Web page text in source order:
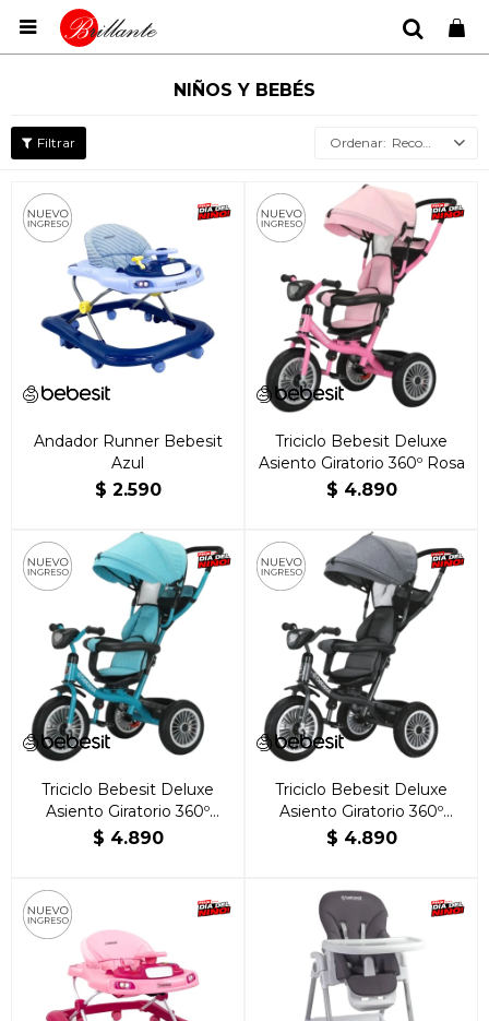

NIÑOS Y BEBÉS
Recomendados
Andador Runner Bebesit
Azul
$ 2.590
Triciclo Bebesit Deluxe
Asiento Giratorio 360º Rosa
$ 4.890
Triciclo Bebesit Deluxe
Asiento Giratorio 360º
Verde
$ 4.890
Triciclo Bebesit Deluxe
Asiento Giratorio 360º
Negro
$ 4.890